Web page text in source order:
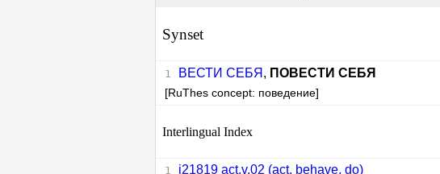
Synset
ВЕСТИ СЕБЯ , ПОВЕСТИ СЕБЯ
[RuThes concept: поведение]
Interlingual Index
i21819 act.v.02 (act, behave, do)